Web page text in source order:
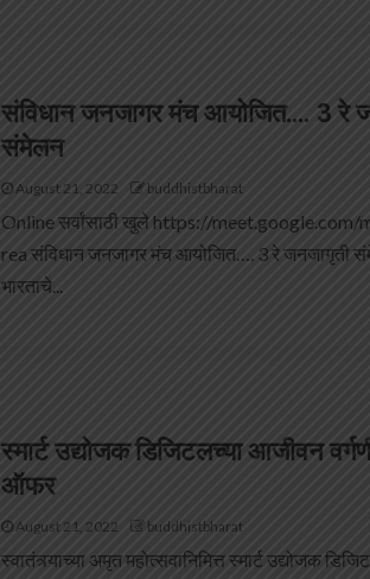
संविधान जनजागर मंच आयोजित…. 3 रे
संमेलन
August 21, 2022 buddhistbharat
Online सर्वांसाठी खुले https://
rea संविधान जनजागर मंच आयोजित…. 3 रे जनजागृती
भारताचे...
स्मार्ट उद्योजक डिजिटलच्या आजीवन
ऑफर
August 21, 2022 buddhistbharat
स्वातंत्र्याच्या अमृत महोत्सवानिमित्त स्मार्ट उद्योजक